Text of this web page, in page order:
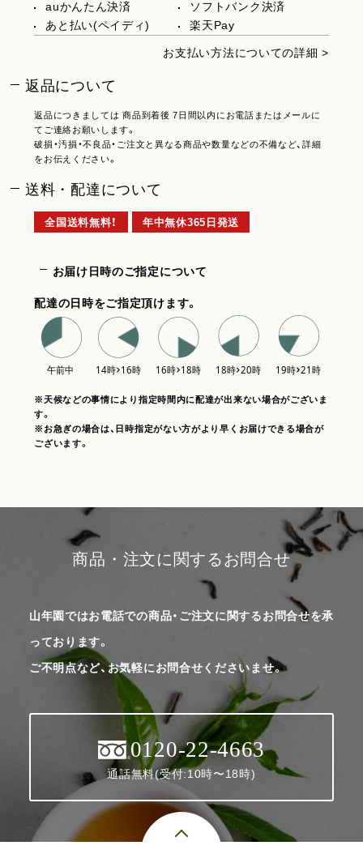
auかんたん決済
ソフトバンク決済
あと払い(ペイディ)
楽天Pay
お支払い方法についての詳細 >
返品について
返品につきましては 商品到着後 7日間以内にお電話またはメールに
てご連絡お願いします。
破損・汚損・不良品・ご注文と異なる商品や数量などの不備など、詳細
をお伝えください。
送料・配達について
全国送料無料！ 年中無休365日発送
お届け日時のご指定について
配達の日時をご指定頂けます。
※天候などの事情により指定時間内に配達が出来ない場合がございま
す。
※お急ぎの場合は、日時指定がない方がより早くお届けできる場合が
ございます。
商品・注文に関するお問合せ
山年園ではお電話での商品・ご注文に関するお問合せを承
っております。
ご不明点など、お気軽にお問合せくださいませ。
0120-22-4663
通話無料(受付:10時〜18時)